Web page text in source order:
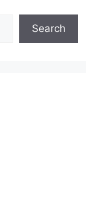
Search